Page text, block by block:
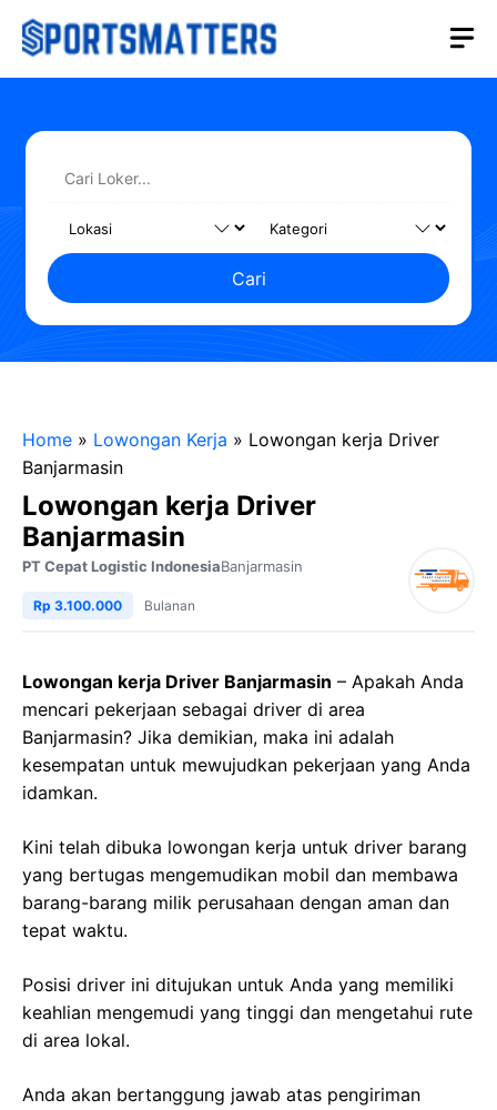
Langsung
Cari
Home » Lowongan Kerja » Lowongan kerja Driver
Banjarmasin
Lowongan kerja Driver
Banjarmasin
PT Cepat Logistic IndonesiaBanjarmasin
Rp 3.100.000 Bulanan
Lowongan kerja Driver Banjarmasin – Apakah Anda
mencari pekerjaan sebagai driver di area
Banjarmasin? Jika demikian, maka ini adalah
kesempatan untuk mewujudkan pekerjaan yang Anda
idamkan.
Kini telah dibuka lowongan kerja untuk driver barang
yang bertugas mengemudikan mobil dan membawa
barang-barang milik perusahaan dengan aman dan
tepat waktu.
Posisi driver ini ditujukan untuk Anda yang memiliki
keahlian mengemudi yang tinggi dan mengetahui rute
di area lokal.
Anda akan bertanggung jawab atas pengiriman